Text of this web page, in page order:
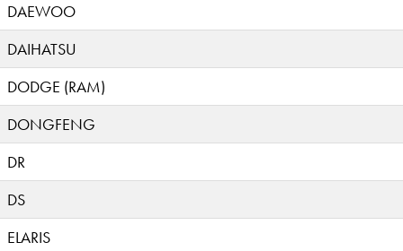
DAEWOO
DAIHATSU
DODGE (RAM)
DONGFENG
DR
DS
ELARIS